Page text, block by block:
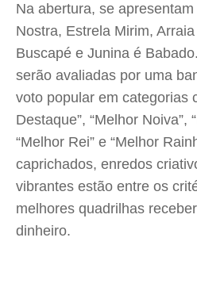
Na abertura, se
Nostra, Estrela Mirim,
Buscapé e Junina é
serão avaliadas por uma
voto popular em categorias
Destaque”, “Melhor Noiva”,
“Melhor Rei” e “Melhor
caprichados, enredos
vibrantes estão entre os
melhores quadrilhas
dinheiro.